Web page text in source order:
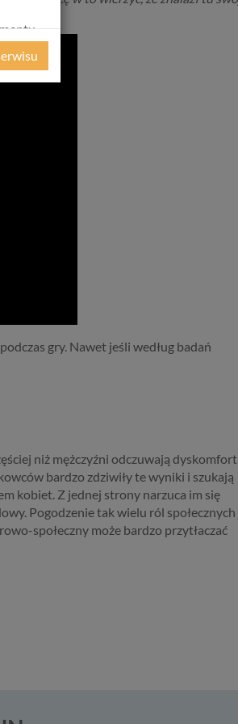
gry. Nawet jeśli według badań
niż mężczyźni odczuwają
bardzo zdziwiły te wyniki i szukają
kobiet. Z jednej strony narzuca im się
Pogodzenie tak wielu ról
społeczny może bardzo przytłaczać
do
jesteś